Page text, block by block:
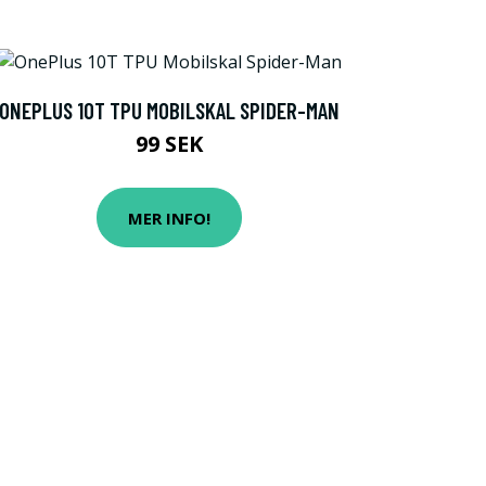
ONEPLUS 10T TPU MOBILSKAL SPIDER-MAN
99 SEK
MER INFO!